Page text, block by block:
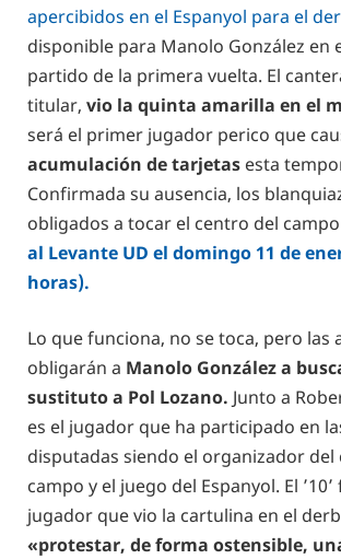
apercibidos en el Espanyol para el
disponible para Manolo González en
partido de la primera vuelta. El
titular, vio la quinta amarilla en el
será el primer jugador perico que
acumulación de tarjetas esta
Confirmada su ausencia, los
obligados a tocar el centro del
al Levante UD el domingo 11 de
horas).
Lo que funciona, no se toca, pero las
obligarán a Manolo González a
sustituto a Pol Lozano. Junto a
es el jugador que ha participado en
disputadas siendo el organizador del
campo y el juego del Espanyol. El
jugador que vio la cartulina en el
«protestar, de forma ostensible,